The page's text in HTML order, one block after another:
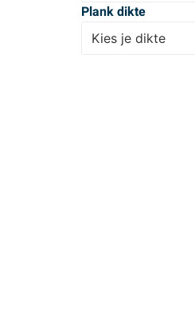
Plank dikte
Kies je dikte